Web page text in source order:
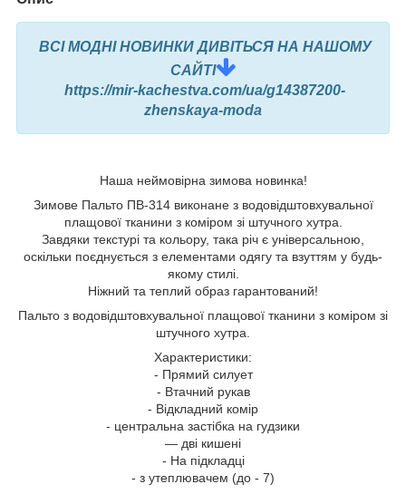
ВСІ МОДНІ НОВИНКИ ДИВІТЬСЯ НА НАШОМУ
САЙТІ
https://mir-kachestva.com/ua/g14387200-
zhenskaya-moda
Наша неймовірна зимова новинка!
Зимове Пальто ПВ-314 виконане з водовідштовхувальної
плащової тканини з коміром зі штучного хутра.
Завдяки текстурі та кольору, така річ є універсальною,
оскільки поєднується з елементами одягу та взуттям у будь-
якому стилі.
Ніжний та теплий образ гарантований!
Пальто з водовідштовхувальної плащової тканини з коміром зі
штучного хутра.
Характеристики:
- Прямий силует
- Втачний рукав
- Відкладний комір
- центральна застібка на гудзики
— дві кишені
- На підкладці
- з утеплювачем (до - 7)